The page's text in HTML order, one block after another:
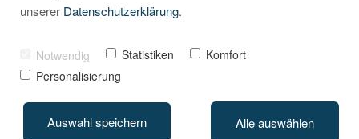
VON MARCEL KRIPPENDORF
unserer Datenschutzerklärung.
Notwendig Statistiken
Komfort
Personalisierung
Auswahl speichern Alle auswählen